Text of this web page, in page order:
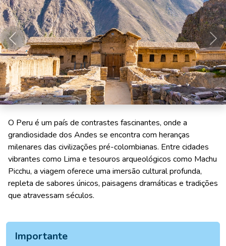
Anterior
O Peru é um país de contrastes fascinantes, onde a
grandiosidade dos Andes se encontra com heranças
milenares das civilizações pré-colombianas. Entre cidades
vibrantes como Lima e tesouros arqueológicos como Machu
Picchu, a viagem oferece uma imersão cultural profunda,
repleta de sabores únicos, paisagens dramáticas e tradições
que atravessam séculos.
Importante